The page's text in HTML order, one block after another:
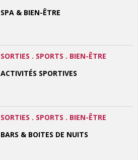
SPA & BIEN-ÊTRE
SORTIES . SPORTS . BIEN-ÊTRE
ACTIVITÉS SPORTIVES
SORTIES . SPORTS . BIEN-ÊTRE
BARS & BOITES DE NUITS